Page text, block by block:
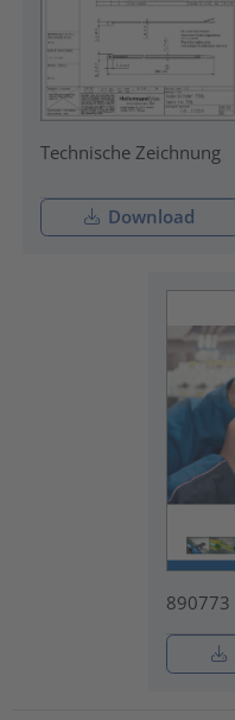
Technische Zeichnung
Download
890773